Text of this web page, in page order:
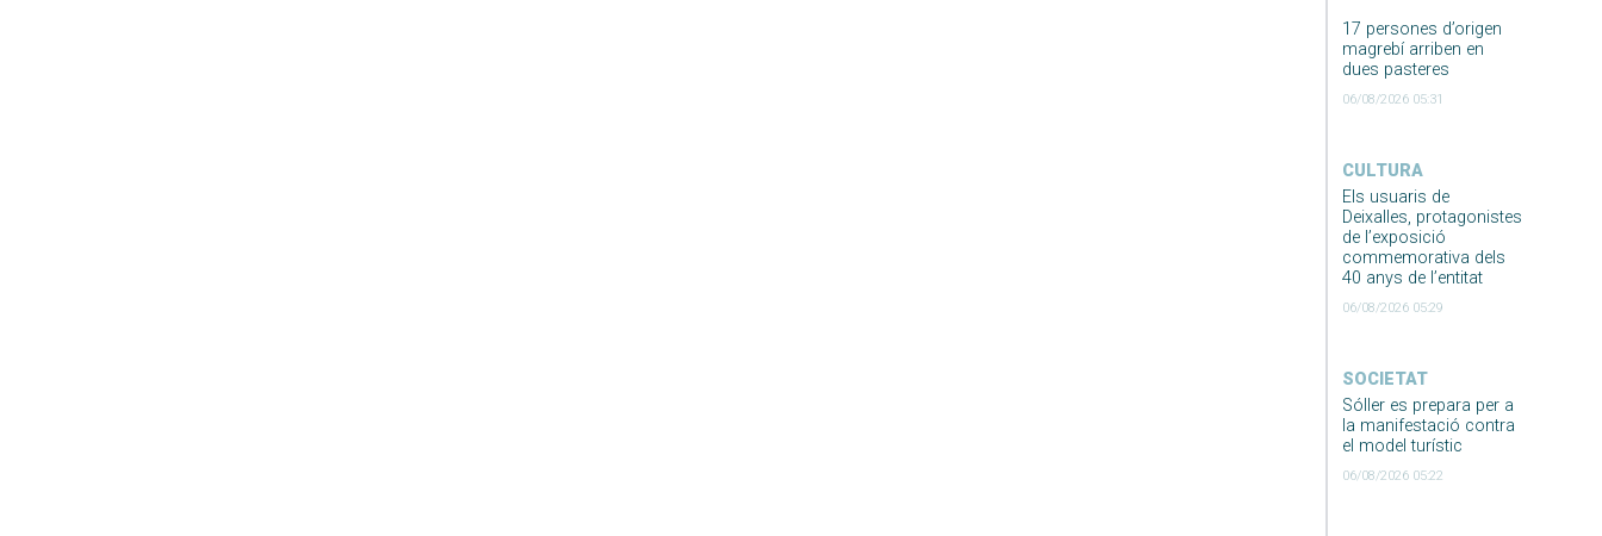
17 persones d’origen
magrebí arriben en
dues pasteres
06/08/2026 05:31
CULTURA
Els usuaris de
Deixalles, protagonistes
de l’exposició
commemorativa dels
40 anys de l’entitat
06/08/2026 05:29
SOCIETAT
Sóller es prepara per a
la manifestació contra
el model turístic
06/08/2026 05:22